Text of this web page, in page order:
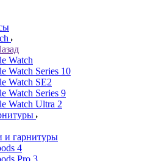
Watch
Watch Series 10
Watch SE2
Watch Series 9
Watch Ultra 2
и гарнитуры
4
Pro 3